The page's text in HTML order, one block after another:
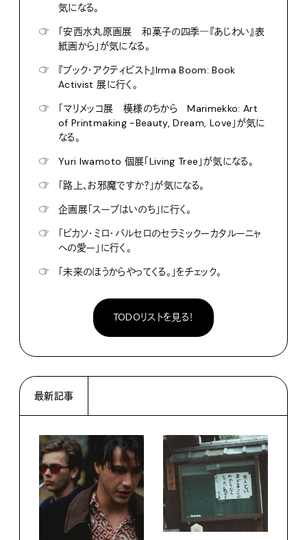
気になる。
☞
「安西水丸原画展 和菓子の四季―『あじわい』表
紙画から」が気になる。
☞
『ブック・アクティビスト』Irma Boom: Book
Activist 展に行く。
☞
「マリメッコ展 模様のちから Marimekko: Art
of Printmaking -Beauty, Dream, Love」が気に
なる。
☞
Yuri Iwamoto 個展「Living Tree」が気になる。
☞
「路上、お邪魔ですか？」が気になる。
☞
企画展「スープはいのち」に行く。
☞
「ピカソ・ミロ・バルセロのセラミックーカタルーニャ
への愛ー」に行く。
☞
「未来のほうからやってくる。」をチェック。
TODOリストを見る！
最新記事